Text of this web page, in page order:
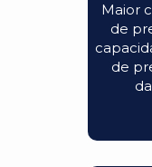
Maior
de
de